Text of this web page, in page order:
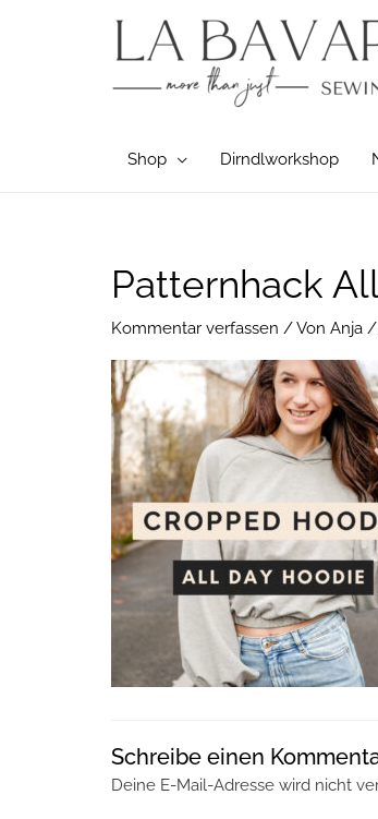
Shop Dirndlworkshop
Patternhack
Kommentar verfassen / Von Anja /
Schreibe einen
Deine E-Mail-Adresse wird nicht